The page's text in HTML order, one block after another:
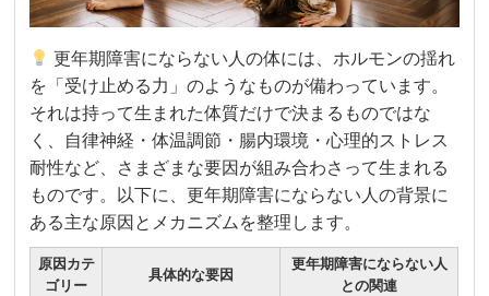
更年期障害にならない人の体には、ホルモンの揺れ
を「受け止める力」のようなものが備わっています。
それは持って生まれた体質だけで決まるものではな
く、自律神経・体温調節・腸内環境・心理的ストレス
耐性など、さまざまな要因が組み合わさって生まれる
ものです。以下に、更年期障害にならない人の背景に
ある主な原因とメカニズムを整理します。
原因カテ
ゴリー
具体的な要因
更年期障害にならない人
との関連